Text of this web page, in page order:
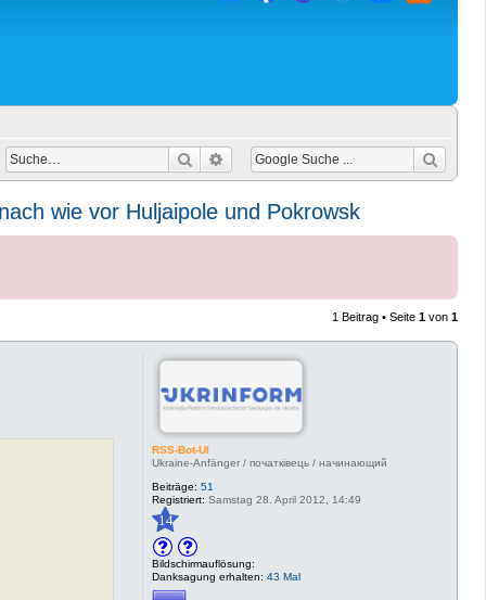
Suche Erweiterte Suche
wie vor Huljaipole und Pokrowsk
1 Beitrag • Seite 1 von 1
RSS-Bot-UI
Ukraine-Anfänger / початківець / начинающий
Beiträge: 51
Registriert: Samstag 28. April 2012, 14:49
14
Bildschirmauflösung:
Danksagung erhalten: 43 Mal